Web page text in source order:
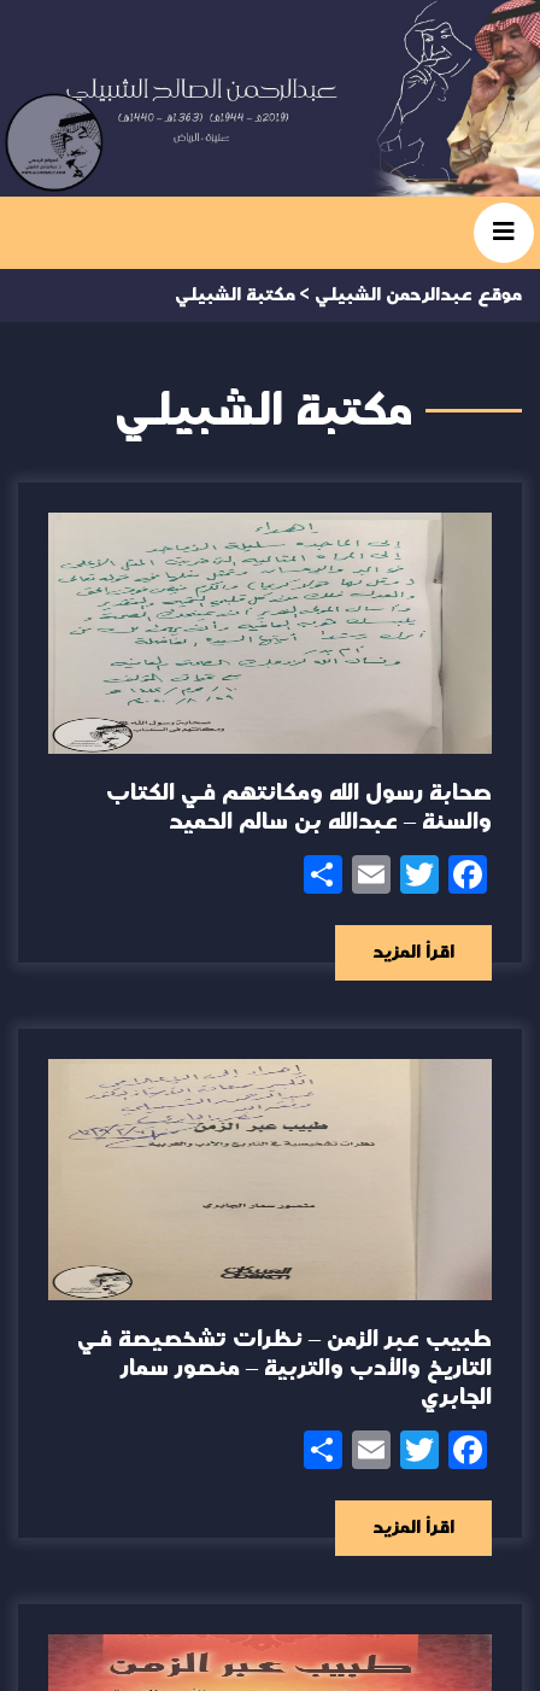
موقع عبدالرحمن الشبيلي > مكتبة الشبيلي
مكتبة الشبيلي
صحابة رسول الله ومكانتهم في الكتاب
والسنة – عبدالله بن سالم الحميد
Facebook
Twitter
Email
اقرأ المزيد
طبيب عبر الزمن – نظرات تشخصيصة في
التاريخ والأدب والتربية – منصور سمار
الجابري
Facebook
Twitter
Email
اقرأ المزيد